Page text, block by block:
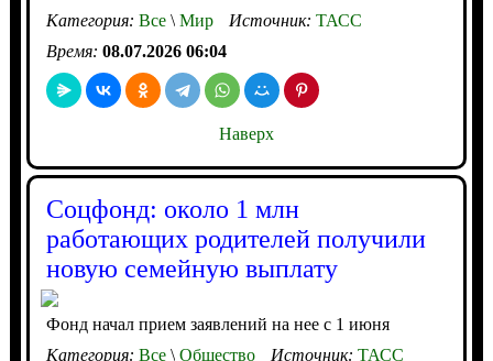
Категория: Все\Мир Источник: ТАСС
Время: 08.07.2026 06:04
Наверх
Соцфонд: около 1 млн
работающих родителей получили
новую семейную выплату
Фонд начал прием заявлений на нее с 1 июня
Категория: Все\Общество Источник: ТАСС